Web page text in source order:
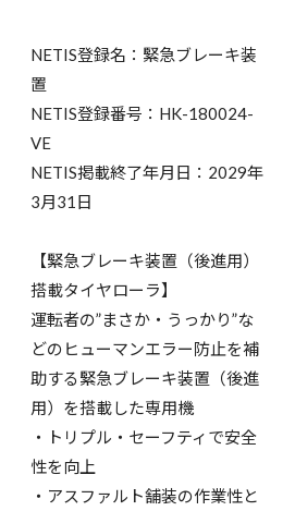
NETIS登録名：緊急ブレーキ装
置
NETIS登録番号：HK-180024-
VE
NETIS掲載終了年月日：2029年
3月31日
【緊急ブレーキ装置（後進用）
搭載タイヤローラ】
運転者の”まさか・うっかり”な
どのヒューマンエラー防止を補
助する緊急ブレーキ装置（後進
用）を搭載した専用機
・トリプル・セーフティで安全
性を向上
・アスファルト舗装の作業性と